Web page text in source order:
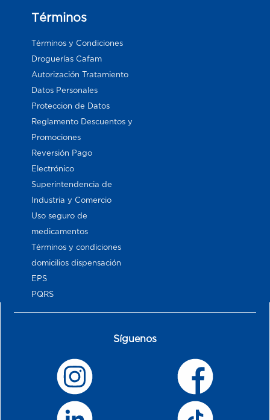
Términos
Términos y Condiciones
Droguerías Cafam
Autorización Tratamiento
Datos Personales
Proteccion de Datos
Reglamento Descuentos y
Promociones
Reversión Pago
Electrónico
Superintendencia de
Industria y Comercio
Uso seguro de
medicamentos
Términos y condiciones
domicilios dispensación
EPS
PQRS
Síguenos